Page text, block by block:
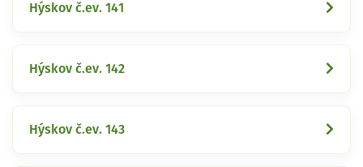
Hýskov č.ev. 141
Hýskov č.ev. 142
Hýskov č.ev. 143